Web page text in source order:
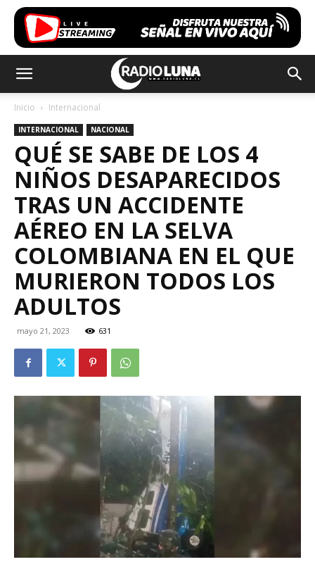
Inicio Internacional
INTERNACIONAL NACIONAL
QUÉ SE SABE DE LOS 4
NIÑOS DESAPARECIDOS
TRAS UN ACCIDENTE
AÉREO EN LA SELVA
COLOMBIANA EN EL QUE
MURIERON TODOS LOS
ADULTOS
mayo 21, 2023 631